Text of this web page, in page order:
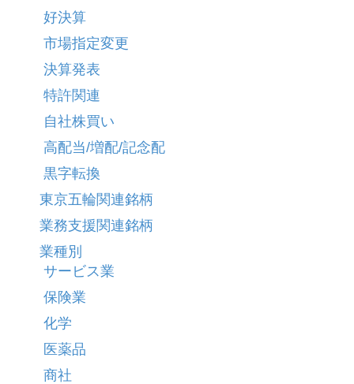
好決算
市場指定変更
決算発表
特許関連
自社株買い
高配当/増配/記念配
黒字転換
東京五輪関連銘柄
業務支援関連銘柄
業種別
サービス業
保険業
化学
医薬品
商社